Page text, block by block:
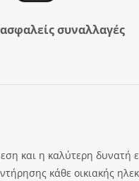
συναλλαγές
και η καλύτερη δυνατή
κάθε οικιακής